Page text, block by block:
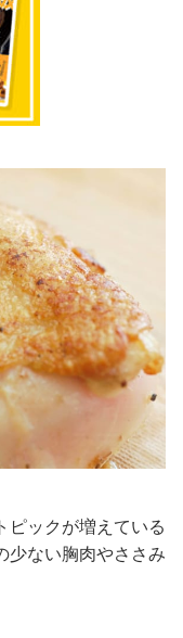
ピックが増えている
少ない胸肉やささみ